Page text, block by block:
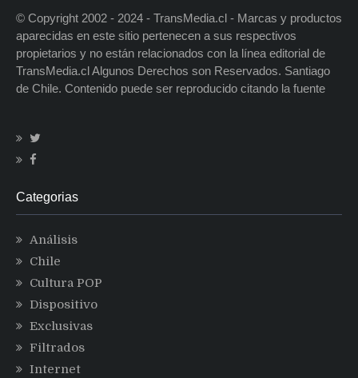
© Copyright 2002 - 2024 - TransMedia.cl - Marcas y productos
aparecidas en este sitio pertenecen a sus respectivos
propietarios y no están relacionados con la línea editorial de
TransMedia.cl Algunos Derechos son Reservados. Santiago
de Chile. Contenido puede ser reproducido citando la fuente
Categorias
Análisis
Chile
Cultura POP
Dispositivo
Exclusivas
Filtrados
Internet